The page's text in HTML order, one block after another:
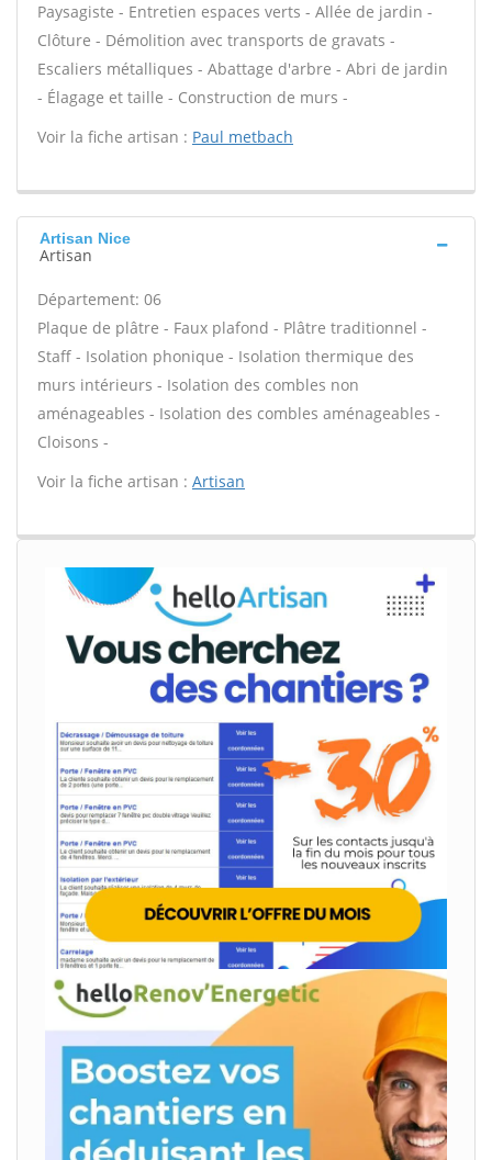
Paysagiste - Entretien espaces verts - Allée de jardin -
Clôture - Démolition avec transports de gravats -
Escaliers métalliques - Abattage d'arbre - Abri de jardin
- Élagage et taille - Construction de murs -
Voir la fiche artisan : Paul metbach
Artisan Nice
Artisan
Département: 06
Plaque de plâtre - Faux plafond - Plâtre traditionnel -
Staff - Isolation phonique - Isolation thermique des
murs intérieurs - Isolation des combles non
aménageables - Isolation des combles aménageables -
Cloisons -
Voir la fiche artisan : Artisan